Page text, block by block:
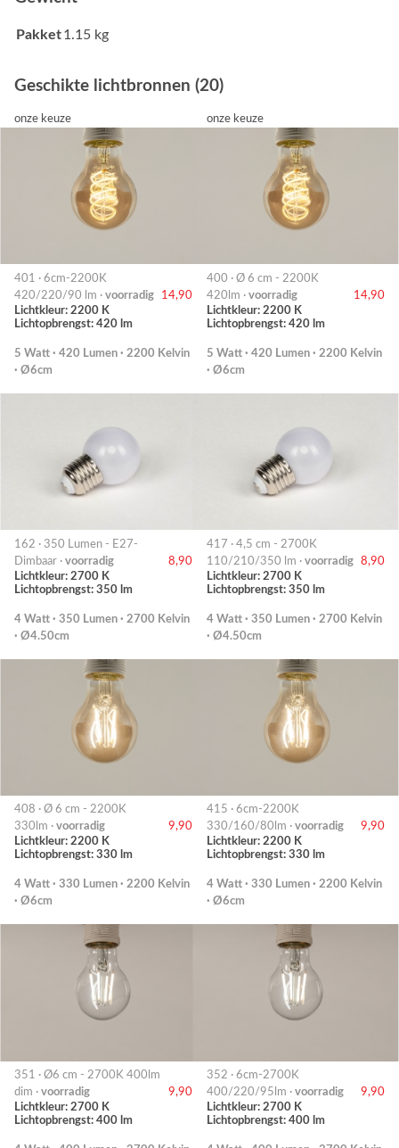
Pakket1.15 kg
Geschikte lichtbronnen (20)
onze keuze
401 · 6cm-2200K
420/220/90 lm · voorradig
14,90
Lichtkleur: 2200 K
Lichtopbrengst: 420 lm
5 Watt · 420 Lumen · 2200 Kelvin
· Ø6cm
onze keuze
400 · Ø 6 cm - 2200K
420lm · voorradig
14,90
Lichtkleur: 2200 K
Lichtopbrengst: 420 lm
5 Watt · 420 Lumen · 2200 Kelvin
· Ø6cm
162 · 350 Lumen - E27-
Dimbaar · voorradig
8,90
Lichtkleur: 2700 K
Lichtopbrengst: 350 lm
4 Watt · 350 Lumen · 2700 Kelvin
· Ø4.50cm
417 · 4,5 cm - 2700K
110/210/350 lm · voorradig
8,90
Lichtkleur: 2700 K
Lichtopbrengst: 350 lm
4 Watt · 350 Lumen · 2700 Kelvin
· Ø4.50cm
408 · Ø 6 cm - 2200K
330lm · voorradig
9,90
Lichtkleur: 2200 K
Lichtopbrengst: 330 lm
4 Watt · 330 Lumen · 2200 Kelvin
· Ø6cm
415 · 6cm-2200K
330/160/80lm · voorradig
9,90
Lichtkleur: 2200 K
Lichtopbrengst: 330 lm
4 Watt · 330 Lumen · 2200 Kelvin
· Ø6cm
351 · Ø6 cm - 2700K 400lm
dim · voorradig
9,90
Lichtkleur: 2700 K
Lichtopbrengst: 400 lm
352 · 6cm-2700K
400/220/95lm · voorradig
9,90
Lichtkleur: 2700 K
Lichtopbrengst: 400 lm